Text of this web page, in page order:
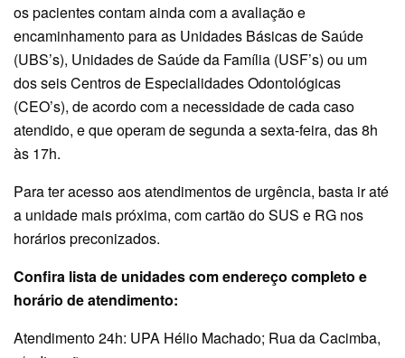
os pacientes contam ainda com a avaliação e
encaminhamento para as Unidades Básicas de Saúde
(UBS’s), Unidades de Saúde da Família (USF’s) ou um
dos seis Centros de Especialidades Odontológicas
(CEO’s), de acordo com a necessidade de cada caso
atendido, e que operam de segunda a sexta-feira, das 8h
às 17h.
Para ter acesso aos atendimentos de urgência, basta ir até
a unidade mais próxima, com cartão do SUS e RG nos
horários preconizados.
Confira lista de unidades com endereço completo e
horário de atendimento:
Atendimento 24h: UPA Hélio Machado; Rua da Cacimba,